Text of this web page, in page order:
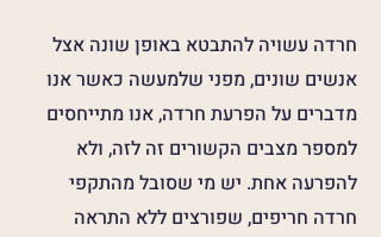
חרדה עשויה להתבטא באופן שונה אצל
אנשים שונים, מפני שלמעשה כאשר אנו
מדברים על הפרעת חרדה, אנו מתייחסים
למספר מצבים הקשורים זה לזה, ולא
להפרעה אחת. יש מי שסובל מהתקפי
חרדה חריפים, שפורצים ללא התראה